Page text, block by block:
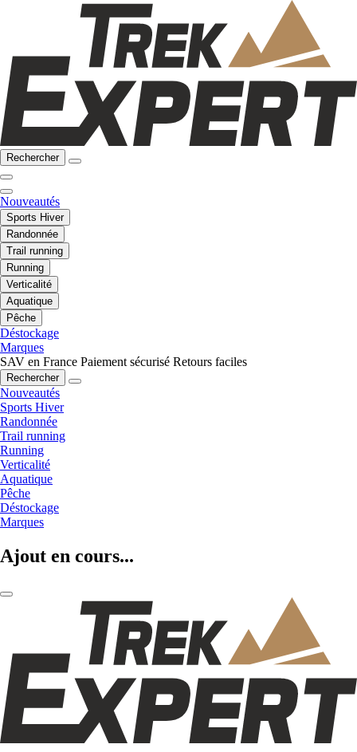
Rechercher
Nouveautés
Sports Hiver
Randonnée
Trail running
Running
Verticalité
Aquatique
Pêche
Déstockage
Marques
SAV en France Paiement sécurisé Retours faciles
Rechercher
Nouveautés
Sports Hiver
Randonnée
Trail running
Running
Verticalité
Aquatique
Pêche
Déstockage
Marques
Ajout en cours...